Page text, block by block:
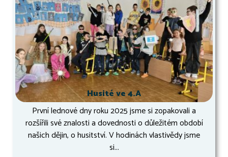
Husité ve 4.A
První lednové dny roku 2025 jsme si zopakovali a
rozšířili své znalosti a dovednosti o důležitém období
našich dějin, o husitství. V hodinách vlastivědy jsme
si...